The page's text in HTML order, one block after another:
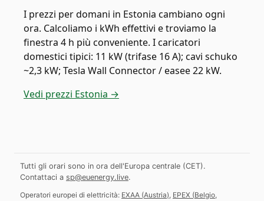
I prezzi per domani in Estonia cambiano ogni
ora. Calcoliamo i kWh effettivi e troviamo la
finestra 4 h più conveniente. I caricatori
domestici tipici: 11 kW (trifase 16 A); cavi schuko
~2,3 kW; Tesla Wall Connector / easee 22 kW.
Vedi prezzi Estonia →
Tutti gli orari sono in ora dell'Europa centrale (CET).
Contattaci a sp@euenergy.live.
Operatori europei di elettricità: EXAA (Austria), EPEX (Belgio,